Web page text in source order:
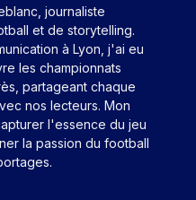
journaliste
et de storytelling.
à Lyon, j'ai eu
les championnats
partageant chaque
nos lecteurs. Mon
l'essence du jeu
la passion du football